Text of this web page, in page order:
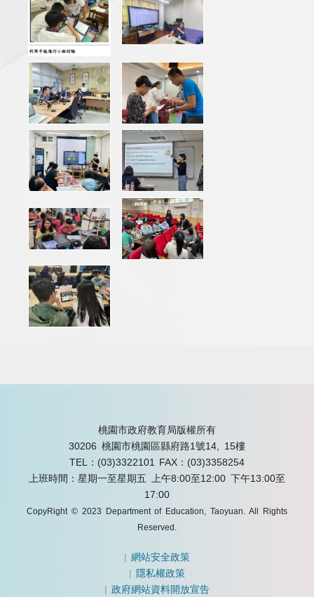
桃園市政府教育局版權所有
30206 桃園市桃園區縣府路1號14, 15樓
TEL：(03)3322101
FAX：(03)3358254
上班時間：星期一至星期五 上午8:00至12:00 下午13:00至
17:00
CopyRight © 2023 Department of Education, Taoyuan. All Rights
Reserved.
|網站安全政策
| 隱私權政策
|政府網站資料開放宣告